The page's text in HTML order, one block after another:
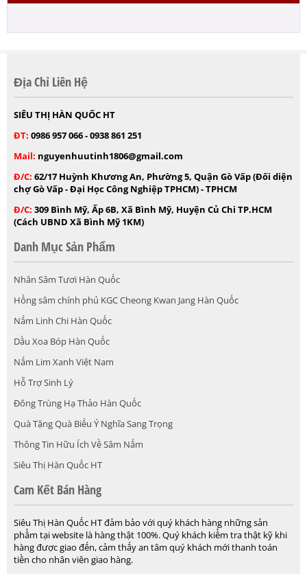
Địa Chỉ Liên Hệ
SIÊU THỊ HÀN QUỐC HT
ĐT: 0986 957 066 - 0938 861 251
Mail: nguyenhuutinh1806@gmail.com
Đ/C: 62/17 Huỳnh Khương An, Phường 5, Quận Gò Vấp (Đối diện
chợ Gò Vấp - Đại Học Công Nghiệp TPHCM) - TPHCM
Đ/C: 309 Bình Mỹ, Ấp 6B, Xã Bình Mỹ, Huyện Củ Chi TP.HCM
(Cách UBND Xã Bình Mỹ 1KM)
Danh Mục Sản Phẩm
Nhân Sâm Tươi Hàn Quốc
Hồng sâm chính phủ KGC Cheong Kwan Jang Hàn Quốc
Nấm Linh Chi Hàn Quốc
Dầu Xoa Bóp Hàn Quốc
Nấm Lim Xanh Việt Nam
Hỗ Trợ Sinh Lý
Đông Trùng Hạ Thảo Hàn Quốc
Quà Tặng Quà Biếu Ý Nghĩa Sang Trọng
Thông Tin Hữu Ích Về Sâm Nấm
Siêu Thị Hàn Quốc HT
Cam Kết Bán Hàng
Siêu Thị Hàn Quốc HT đảm bảo với quý khách hàng những sản
phẩm tại website là hàng thật 100%. Quý khách kiểm tra thật kỹ khi
hàng được giao đến, cảm thấy an tâm quý khách mới thanh toán
tiền cho nhân viên giao hàng.